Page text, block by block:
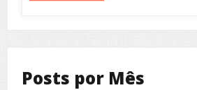
Posts por Mês